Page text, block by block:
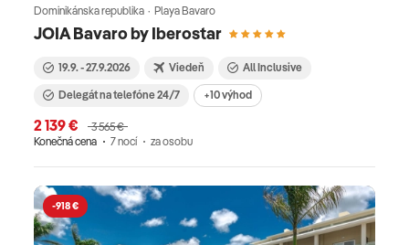
JOIA Bavaro by Iberostar
Dominikánska republika · Playa Bavaro
19.9. - 27.9.2026 Viedeň
All Inclusive
Delegát na telefóne 24/7
+10 výhod
2 139 €
3 565 €
Konečná cena
7 nocí za osobu
-918 €